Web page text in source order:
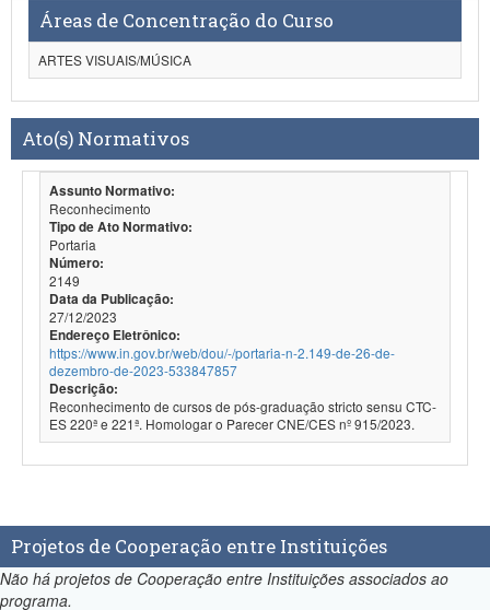
Áreas de Concentração do Curso
ARTES VISUAIS/MÚSICA
Ato(s) Normativos
Assunto Normativo:
Reconhecimento
Tipo de Ato Normativo:
Portaria
Número:
2149
Data da Publicação:
27/12/2023
Endereço Eletrônico:
https://www.in.gov.br/web/dou/-/portaria-n-2.149-de-26-de-
dezembro-de-2023-533847857
Descrição:
Reconhecimento de cursos de pós-graduação stricto sensu CTC-
ES 220ª e 221ª. Homologar o Parecer CNE/CES nº 915/2023.
Projetos de Cooperação entre Instituições
Não há projetos de Cooperação entre Instituições associados ao
programa.